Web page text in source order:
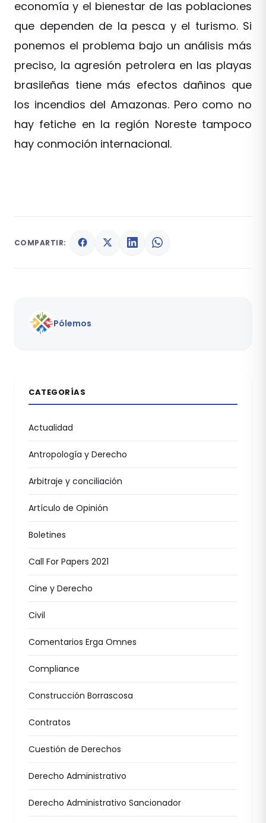
economía y el bienestar de las poblaciones
que dependen de la pesca y el turismo. Si
ponemos el problema bajo un análisis más
preciso, la agresión petrolera en las playas
brasileñas tiene más efectos dañinos que
los incendios del Amazonas. Pero como no
hay fetiche en la región Noreste tampoco
hay conmoción internacional.
COMPARTIR:
Pólemos
CATEGORÍAS
Actualidad
Antropología y Derecho
Arbitraje y conciliación
Artículo de Opinión
Boletines
Call For Papers 2021
Cine y Derecho
Civil
Comentarios Erga Omnes
Compliance
Construcción Borrascosa
Contratos
Cuestión de Derechos
Derecho Administrativo
Derecho Administrativo Sancionador